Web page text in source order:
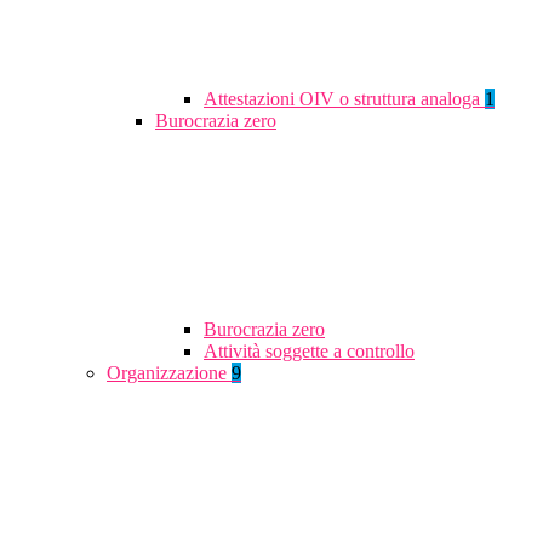
Attestazioni OIV o struttura analoga 1
Burocrazia zero
Burocrazia zero
Attività soggette a controllo
Organizzazione 9